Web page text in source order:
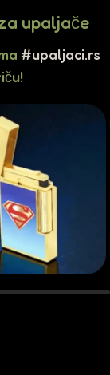
upaljače
#upaljaci.rs